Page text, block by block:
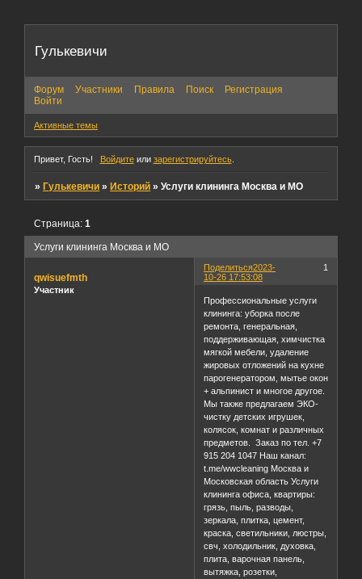
Гулькевичи
Форум Участники Правила Поиск
Регистрация
Войти
Активные темы
Привет, Гость! Войдитеили зарегистрируйтесь.
»Гулькевичи »Историй »Услуги клининга Москва и МО
Услуги клининга Москва и МО
Страница:1
Поделиться 1
2023-
10-26 17:53:08
qwisuefmth
Участник
Профессиональные услуги
клининга: уборка после
ремонта, генеральная,
поддерживающая, химчистка
мягкой мебели, удаление
жировых отложений на кухне
парогенератором, мытье окон
+ альпинист и многое другое.
Мы также предлагаем ЭКО-
чистку детских игрушек,
колясок, комнат и различных
предметов. Заказ по тел. +7
915 204 1047 Наш канал:
t.me/wwcleaning Москва и
Московская область Услуги
клининга офиса, квартиры:
грязь, пыль, разводы,
зеркала, плитка, цемент,
краска, светильники, люстры,
свч, холодильник, духовка,
плита, варочная панель,
вытяжка, розетки,